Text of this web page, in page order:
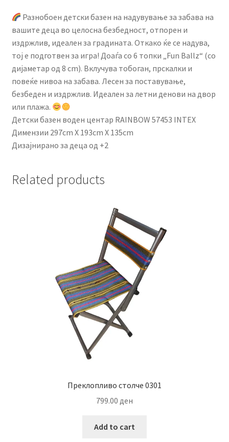
Разнобоен детски базен на надувување за забава на
вашите деца во целосна безбедност, отпорен и
издржлив, идеален за градината. Откако ќе се надува,
тој е подготвен за игра! Доаѓа со 6 топки „Fun Ballz“ (со
дијаметар од 8 cm). Вклучува тобоган, прскалки и
повеќе нивоа на забава. Лесен за поставување,
безбеден и издржлив. Идеален за летни денови на двор
или плажа.
Детски базен воден центар RAINBOW 57453 INTEX
Димензии 297cm X 193cm X 135cm
Дизајнирано за деца од +2
Related products
Преклопливо столче 0301
799.00 ден
Add to cart